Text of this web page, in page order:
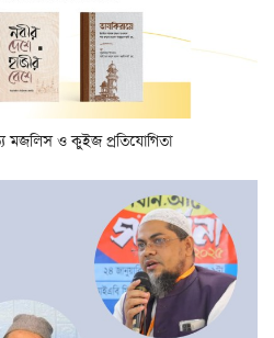
মজলিস ও কুইজ প্রতিযোগিতা